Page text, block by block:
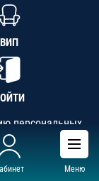
Меню
ВИП
персональных